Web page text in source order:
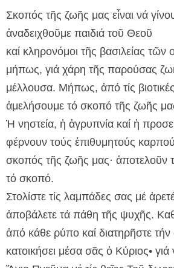
Σκοπός τῆς ζωῆς μας εἶναι νά
ἀναδειχθοῦμε παιδιά τοῦ Θεοῦ
καί κληρονόμοι τῆς βασιλείας
μήπως, γιά χάρη τῆς παρούσας
μέλλουσα. Μήπως, ἀπό τίς
ἀμελήσουμε τό σκοπό τῆς ζωῆς
Ἡ νηστεία, ἡ ἀγρυπνία καί ἡ
φέρνουν τούς ἐπιθυμητούς
σκοπός τῆς ζωῆς μας· ἀποτελοῦν
τό σκοπό.
Στολίστε τίς λαμπάδες σας μέ
ἀποβάλετε τά πάθη τῆς ψυχῆς.
ἀπό κάθε ρύπο καί διατηρῆστε τήν
κατοικήσει μέσα σᾶς ὁ Κύριος•